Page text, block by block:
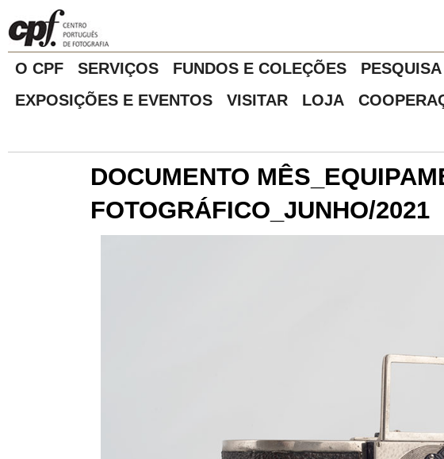
O CPF SERVIÇOS FUNDOS E COLEÇÕES
EXPOSIÇÕES E EVENTOS
VISITAR LOJA
DOCUMENTO
FOTOGRÁFICO_JUNHO/2021